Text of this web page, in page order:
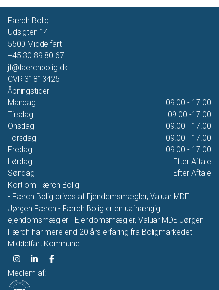
Færch Bolig
Udsigten 14
5500 Middelfart
+45 30 89 80 67
jf@faerchbolig.dk
CVR 31813425
Åbningstider
Mandag
09.00 - 17.00
Tirsdag
09.00 -17.00
Onsdag
09.00 - 17.00
Torsdag
09.00 - 17.00
Fredag
09.00 - 17.00
Lørdag
Efter Aftale
Søndag
Efter Aftale
Kort om Færch Bolig
- Færch Bolig drives af Ejendomsmægler, Valuar MDE
Jørgen Færch - Færch Bolig er en uafhængig
ejendomsmægler - Ejendomsmægler, Valuar MDE Jørgen
Færch har mere end 20 års erfaring fra Boligmarkedet i
Middelfart Kommune
Medlem af: